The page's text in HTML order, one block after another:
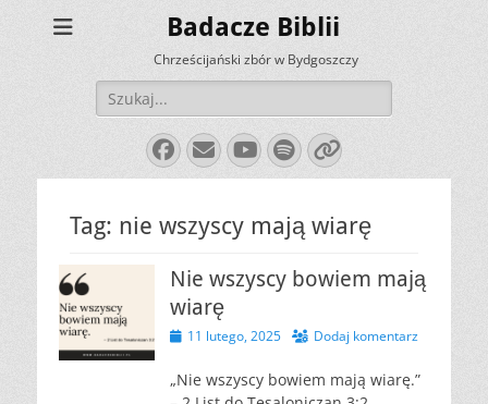
Badacze Biblii
Chrześcijański zbór w Bydgoszczy
Szukaj:
Facebook
E-
mail
YouTube
Spotify
Link
Tag: nie wszyscy mają wiarę
Nie wszyscy bowiem mają
wiarę
Opublikowano
11 lutego, 2025 Dodaj komentarz
„Nie wszyscy bowiem mają wiarę.”